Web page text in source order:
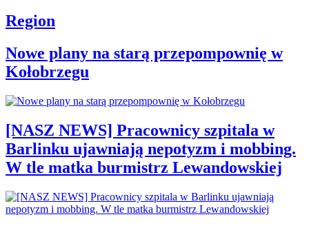
Region
Nowe plany na starą przepompownię w
Kołobrzegu
[NASZ NEWS] Pracownicy szpitala w
Barlinku ujawniają nepotyzm i mobbing.
W tle matka burmistrz Lewandowskiej